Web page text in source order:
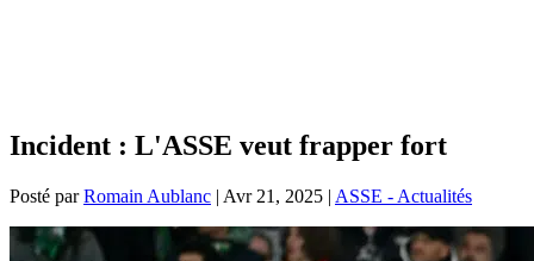
Incident : L'ASSE veut frapper fort
Posté parRomain Aublanc | Avr 21, 2025 | ASSE - Actualités